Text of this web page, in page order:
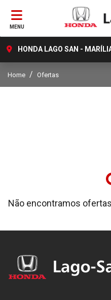
MENU
HONDA LAGO SAN -
Home Ofertas
Não encontramos